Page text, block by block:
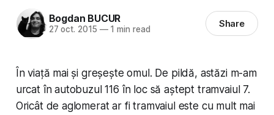
Bogdan BUCUR
27 oct. 2015 —1 min read Share
În viață mai și greșește omul. De pildă, astăzi m-am
urcat în autobuzul 116 în loc să aștept tramvaiul 7.
Oricât de aglomerat ar fi tramvaiul este cu mult mai